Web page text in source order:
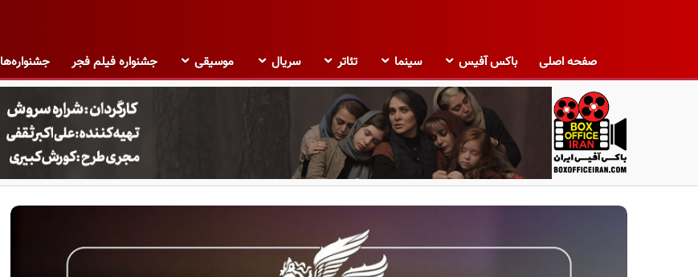
صفحه اصلی باکس آفیس سینما تئاتر سریال موسیقی جشنواره فیلم فجر جشنواره‌ها
ب
ک